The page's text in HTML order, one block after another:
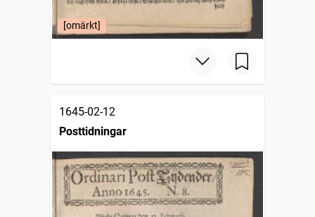
[omärkt]
1645-02-12
Posttidningar